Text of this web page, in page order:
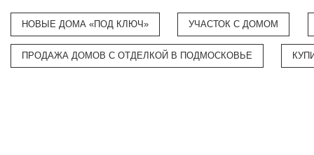
НОВЫЕ ДОМА «ПОД КЛЮЧ» УЧАСТОК С ДОМОМ
ПРОДАЖА ДОМОВ С ОТДЕЛКОЙ В ПОДМОСКОВЬЕ